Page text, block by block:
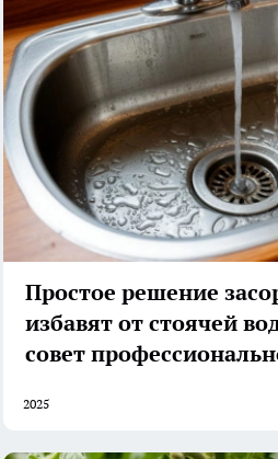
Простое решение
избавят от стоячей
совет
2025